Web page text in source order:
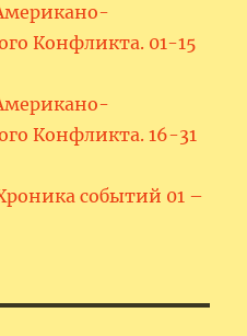
Конфликта. 01-15
Конфликта. 16-31
событий 01 –